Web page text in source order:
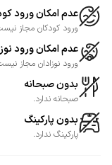
عدم امکان ورود
ورود کودکان مجاز
عدم امکان ورود
ورود نوزادان مجاز
بدون صبحانه
صبحانه ندارد.
بدون پارکینگ
پارکینگ ندارد.